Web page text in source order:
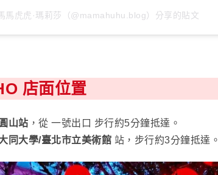
馬虎虎·瑪莉莎（@mamahuhu.blog）分享的貼文
店面位置
圓山站 ，從 一號出口 步行約5分鐘抵達。
同大學/臺北市立美術館 站，步行約3分鐘抵達。